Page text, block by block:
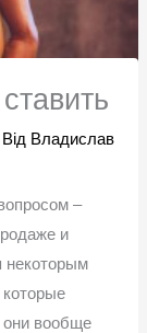
Владислав
–
и
некоторым
они вообще